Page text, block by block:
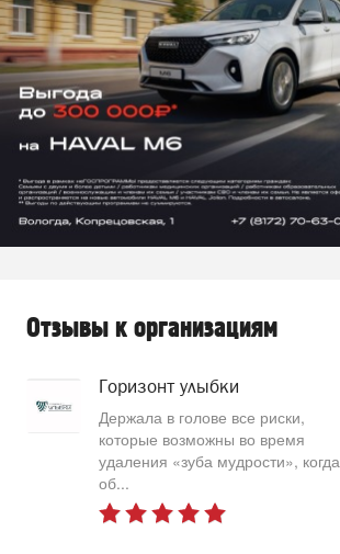
Отзывы к организациям
Горизонт улыбки
Держала в голове все риски,
которые возможны во время
удаления «зуба мудрости», когда
об...